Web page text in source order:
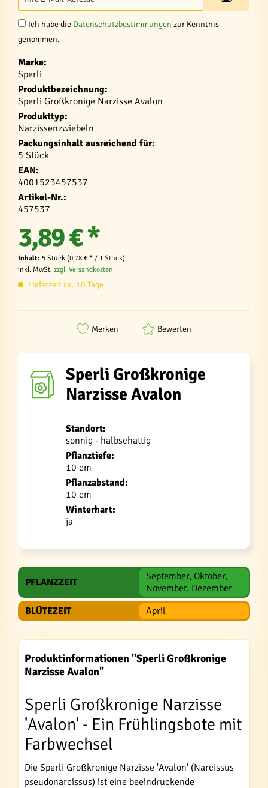
Ich habe die Datenschutzbestimmungen zur Kenntnis
genommen.
Marke:
Sperli
Produktbezeichnung:
Sperli Großkronige Narzisse Avalon
Produkttyp:
Narzissenzwiebeln
Packungsinhalt ausreichend für:
5 Stück
EAN:
4001523457537
Artikel-Nr.:
457537
3,89 € *
Inhalt: 5 Stück (0,78 € * / 1 Stück)
inkl. MwSt. zzgl. Versandkosten
Lieferzeit ca. 10 Tage
Merken Bewerten
Sperli Großkronige
Narzisse Avalon
Standort:
sonnig - halbschattig
Pflanztiefe:
10 cm
Pflanzabstand:
10 cm
Winterhart:
ja
PFLANZZEIT
September, Oktober,
November, Dezember
BLÜTEZEIT
April
Produktinformationen "Sperli Großkronige
Narzisse Avalon"
Sperli Großkronige Narzisse
'Avalon' - Ein Frühlingsbote mit
Farbwechsel
Die Sperli Großkronige Narzisse 'Avalon' (Narcissus
pseudonarcissus) ist eine beeindruckende